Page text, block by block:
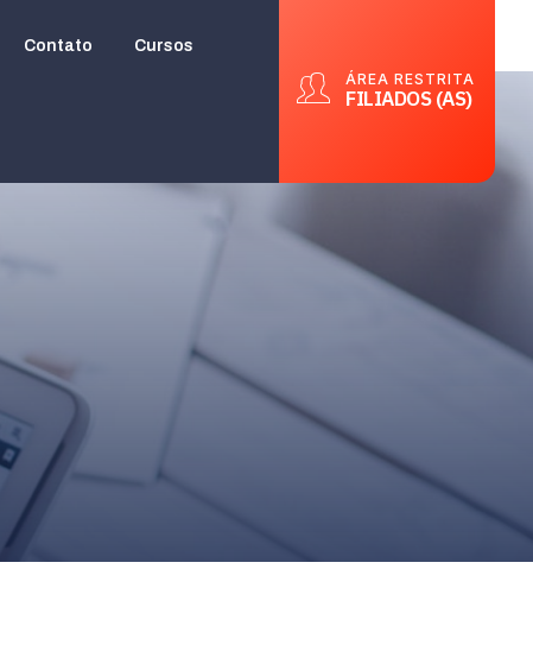
Contato Cursos
ÁREA RESTRITA
FILIADOS (AS)